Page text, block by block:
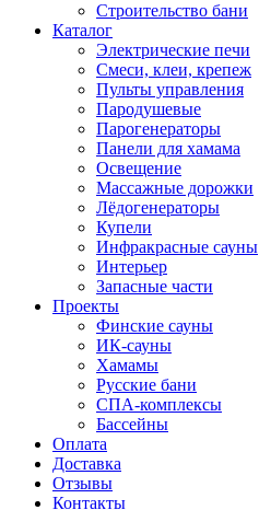
Строительство бани
Каталог
Электрические печи
Смеси, клеи, крепеж
Пульты управления
Пародушевые
Парогенераторы
Панели для хамама
Освещение
Массажные дорожки
Лёдогенераторы
Купели
Инфракрасные сауны
Интерьер
Запасные части
Проекты
Финские сауны
ИК-сауны
Хамамы
Русские бани
СПА-комплексы
Бассейны
Оплата
Доставка
Отзывы
Контакты